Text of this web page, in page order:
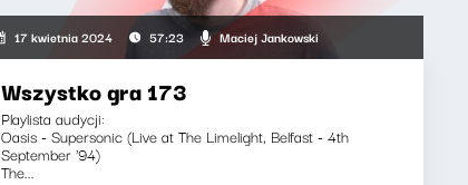
17 kwietnia 2024 57:23 Maciej Jankowski
Wszystko gra 173
Playlista audycji:
Oasis - Supersonic (Live at The Limelight, Belfast - 4th
September '94)
The...